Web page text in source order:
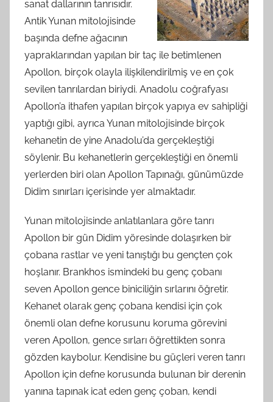
sanat dallarının tanrısıdır.
Antik Yunan mitolojisinde
başında defne ağacının
yapraklarından yapılan bir taç ile betimlenen
Apollon, birçok olayla ilişkilendirilmiş ve en çok
sevilen tanrılardan biriydi. Anadolu coğrafyası
Apollon’a ithafen yapılan birçok yapıya ev sahipliği
yaptığı gibi, ayrıca Yunan mitolojisinde birçok
kehanetin de yine Anadolu’da gerçekleştiği
söylenir. Bu kehanetlerin gerçekleştiği en önemli
yerlerden biri olan Apollon Tapınağı, günümüzde
Didim sınırları içerisinde yer almaktadır.
Yunan mitolojisinde anlatılanlara göre tanrı
Apollon bir gün Didim yöresinde dolaşırken bir
çobana rastlar ve yeni tanıştığı bu gençten çok
hoşlanır. Brankhos ismindeki bu genç çobanı
seven Apollon gence biniciliğin sırlarını öğretir.
Kehanet olarak genç çobana kendisi için çok
önemli olan defne korusunu koruma görevini
veren Apollon, gence sırları öğrettikten sonra
gözden kaybolur. Kendisine bu güçleri veren tanrı
Apollon için defne korusunda bulunan bir derenin
yanına tapınak icat eden genç çoban, kendi